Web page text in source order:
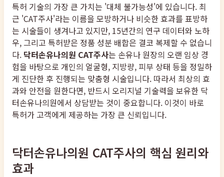
특허 기술의 가장 큰 가치는 '대체 불가능성'에 있습니다. 최
근 'CAT주사'라는 이름을 모방하거나 비슷한 효과를 표방하
는 시술들이 생겨나고 있지만, 15년간의 연구 데이터와 노하
우, 그리고 특허받은 정품 성분 배합은 결코 복제할 수 없습니
다. 닥터손유나의원 CAT주사는 손유나 원장의 오랜 임상 경
험을 바탕으로 개인의 얼굴형, 지방량, 피부 상태 등을 정밀하
게 진단한 후 진행되는 맞춤형 시술입니다. 따라서 최상의 효
과와 안전을 원한다면, 반드시 오리지널 기술력을 보유한 닥
터손유나의원에서 상담받는 것이 중요합니다. 이것이 바로
특허가 고객에게 제공하는 가장 큰 신뢰입니다.
닥터손유나의원 CAT주사의 핵심 원리와
효과